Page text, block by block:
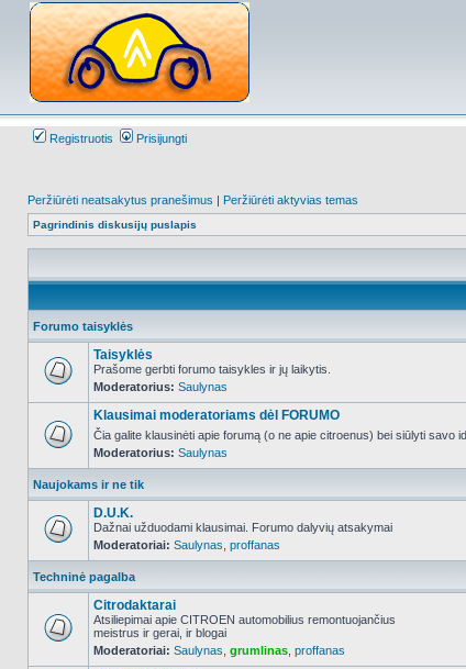
Registruotis Prisijungti
Peržiūrėti neatsakytus pranešimus | Peržiūrėti aktyvias temas
Pagrindinis diskusijų puslapis
Forumo taisyklės
NO_UNREAD_POSTS
Taisyklės
Prašome gerbti forumo taisykles ir jų laikytis.
Moderatorius: Saulynas
NO_UNREAD_POSTS
Klausimai moderatoriams dėl FORUMO
Čia galite klausinėti apie forumą (o ne apie citroenus) bei siūlyti savo
Moderatorius: Saulynas
Naujokams ir ne tik
NO_UNREAD_POSTS
D.U.K.
Dažnai užduodami klausimai. Forumo dalyvių atsakymai
Moderatoriai: Saulynas proffanas
Techninė pagalba
NO_UNREAD_POSTS
Citrodaktarai
Atsiliepimai apie CITROEN automobilius remontuojančius
meistrus ir gerai, ir blogai
Moderatoriai: Saulynas grumlinas proffanas